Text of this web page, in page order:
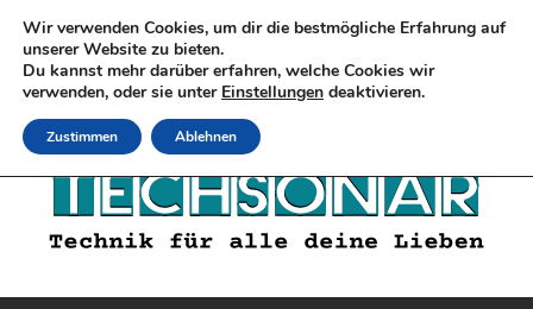
Wir verwenden Cookies, um dir die bestmögliche Erfahrung auf
unserer Website zu bieten.
Du kannst mehr darüber erfahren, welche Cookies wir
verwenden, oder sie unter Einstellungen deaktivieren.
Zustimmen Ablehnen